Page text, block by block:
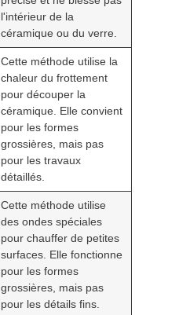
l'intérieur de la
céramique ou du verre.
Cette méthode utilise la
chaleur du frottement
pour découper la
céramique. Elle convient
pour les formes
grossières, mais pas
pour les travaux
détaillés.
Cette méthode utilise
des ondes spéciales
pour chauffer de petites
surfaces. Elle fonctionne
pour les formes
grossières, mais pas
pour les détails fins.